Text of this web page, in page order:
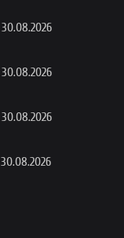
30.08.2026
30.08.2026
30.08.2026
30.08.2026